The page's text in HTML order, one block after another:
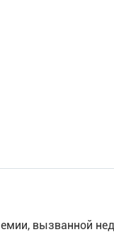
вызванной